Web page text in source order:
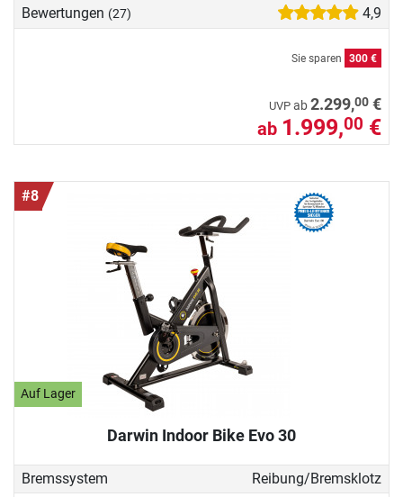
Bewertungen (27) 4,9
Sie sparen 300 €
UVP ab2.299,00 €
ab 1.999,00 €
#8
Auf Lager
Darwin Indoor Bike Evo 30
Bremssystem
Reibung/Bremsklotz